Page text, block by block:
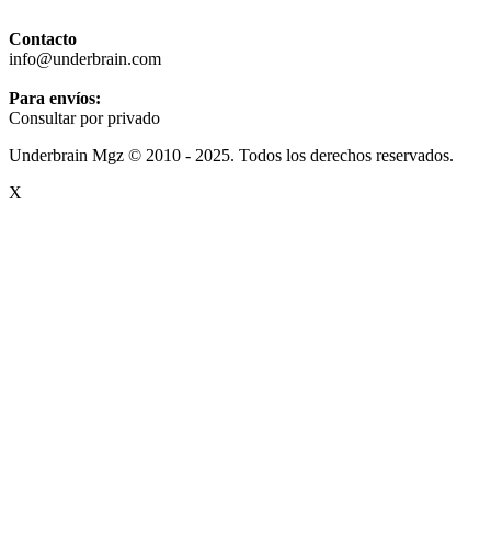
Contacto
info@underbrain.com
Para envíos:
Consultar por privado
Underbrain Mgz © 2010 - 2025. Todos los derechos reservados.
X